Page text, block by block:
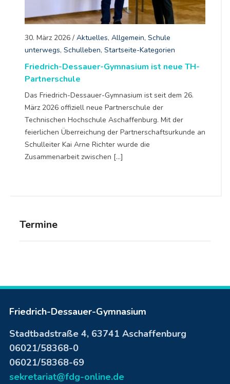
Termine
30. März 2026/ Aktuelles, Allgemein, Schule
unterwegs, Schulleben, Startseite-Kategorien
Friedrich-Dessauer-Gymnasium ist neue TH-
Partnerschule
Das Friedrich-Dessauer-Gymnasium ist seit dem 26.
März 2026 offiziell neue Partnerschule der
Technischen Hochschule Aschaffenburg. Mit der
feierlichen Überreichung der Partnerschaftsurkunde an
Schulleiter Kai Arne Richter wurde die
Zusammenarbeit zwischen […]
Friedrich-Dessauer-Gymnasium
Stadtbadstraße 4, 63741 Aschaffenburg
06021/58368-0
06021/58368-69
sekretariat@fdg-online.de